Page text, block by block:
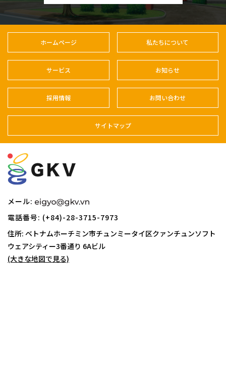
ホームページ 私たちについて
サービス お知らせ
採用情報 お問い合わせ
サイトマップ
メール:
電話番号: (+84)-28-3715-7973
住所: ベトナムホーチミン市チュンミータイ区クァンチュンソフト
ウェアシティー3番通り 6Aビル
(大きな地図で見る)